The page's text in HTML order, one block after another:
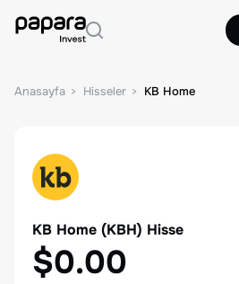
Anasayfa Hisseler KB Home
KB Home (KBH) Hisse
$0.00